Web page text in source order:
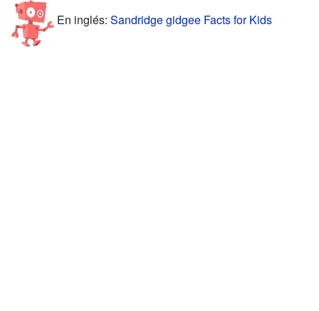
En inglés: Sandridge gidgee Facts for Kids